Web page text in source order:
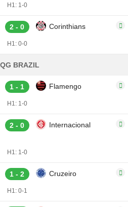
H1: 1-0
2 - 0 Corinthians
H1: 0-0
BRAZIL
1 - 1 Flamengo
H1: 1-0
2 - 0 Internacional
H1: 1-0
1 - 2 Cruzeiro
H1: 0-1